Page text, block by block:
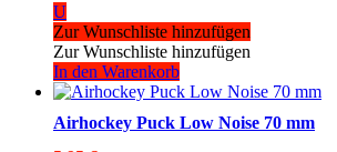
U
Zur Wunschliste hinzufügen
Zur Wunschliste hinzufügen
In den Warenkorb
Airhockey Puck Low Noise 70 mm